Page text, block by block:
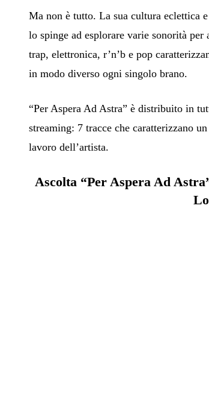
Ma non è tutto. La sua cultura eclettica
lo spinge ad esplorare varie sonorità
trap, elettronica, r’n’b e pop
in modo diverso ogni singolo brano.
“Per Aspera Ad Astra” è distribuito in
streaming: 7 tracce che caratterizzano
lavoro dell’artista.
Ascolta “Per Aspera Ad